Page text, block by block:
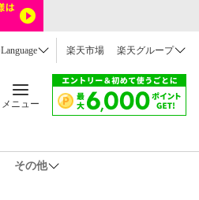
Language 楽天市場 楽天グループ
メニュー
その他